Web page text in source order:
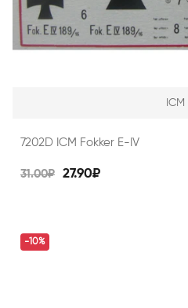
ICM
7202D ICM Fokker E-IV
31.00₽ 27.90₽
-10%